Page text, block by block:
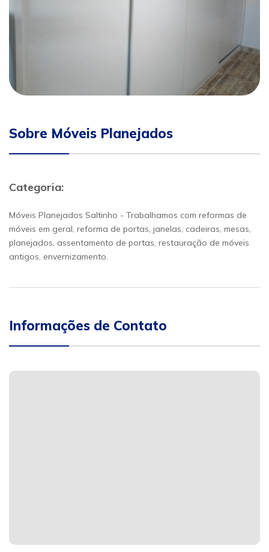
Sobre Móveis Planejados
Categoria:
Móveis Planejados Saltinho - Trabalhamos com reformas de
móveis em geral, reforma de portas, janelas, cadeiras, mesas,
planejados, assentamento de portas, restauração de móveis
antigos, envernizamento.
Informações de Contato